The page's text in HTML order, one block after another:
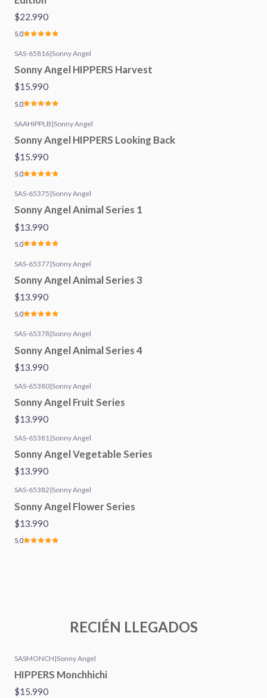
$22.990
5.0
SAS-65816|Sonny Angel
Sonny Angel HIPPERS Harvest
$15.990
5.0
SAAHIPPLB |Sonny Angel
Sonny Angel HIPPERS Looking Back
$15.990
5.0
SAS-65375 |Sonny Angel
Sonny Angel Animal Series 1
$13.990
5.0
SAS-65377|Sonny Angel
Sonny Angel Animal Series 3
$13.990
5.0
SAS-65378|Sonny Angel
Sonny Angel Animal Series 4
$13.990
SAS-65380|Sonny Angel
Sonny Angel Fruit Series
$13.990
SAS-65381|Sonny Angel
Sonny Angel Vegetable Series
$13.990
SAS-65382 |Sonny Angel
Sonny Angel Flower Series
$13.990
5.0
RECIÉN LLEGADOS
SASMONCH |Sonny Angel
HIPPERS Monchhichi
$15.990